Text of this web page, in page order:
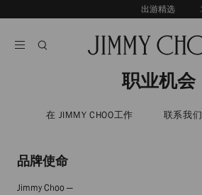
至
探索新品
出游精选
职业机会
在 JIMMY CHOO工作 联系我们
品牌使命
Jimmy Choo —